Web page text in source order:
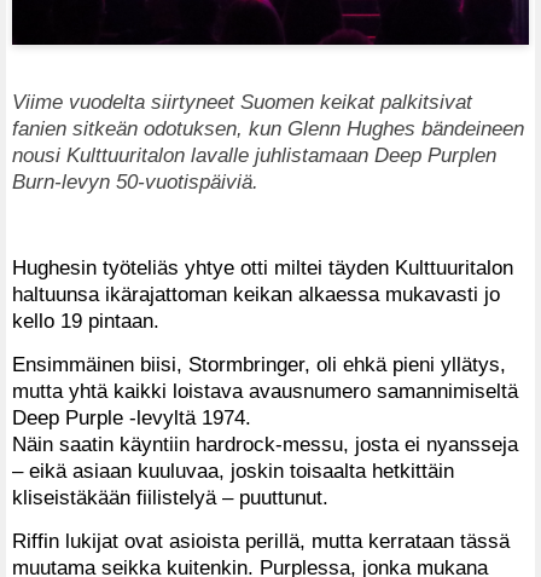
Viime vuodelta siirtyneet Suomen keikat palkitsivat
fanien sitkeän odotuksen, kun Glenn Hughes bändeineen
nousi Kulttuuritalon lavalle juhlistamaan Deep Purplen
Burn-levyn 50-vuotispäiviä.
Hughesin työteliäs yhtye otti miltei täyden Kulttuuritalon
haltuunsa ikärajattoman keikan alkaessa mukavasti jo
kello 19 pintaan.
Ensimmäinen biisi, Stormbringer, oli ehkä pieni yllätys,
mutta yhtä kaikki loistava avausnumero samannimiseltä
Deep Purple -levyltä 1974.
Näin saatin käyntiin hardrock-messu, josta ei nyansseja
– eikä asiaan kuuluvaa, joskin toisaalta hetkittäin
kliseistäkään fiilistelyä – puuttunut.
Riffin lukijat ovat asioista perillä, mutta kerrataan tässä
muutama seikka kuitenkin. Purplessa, jonka mukana